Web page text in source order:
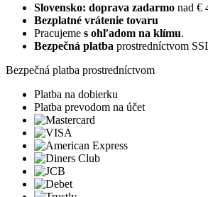
Slovensko: doprava zadarmo nad €
Bezplatné vrátenie tovaru
Pracujeme s ohľadom na klímu.
Bezpečná platba prostredníctvom
Bezpečná platba prostredníctvom
Platba na dobierku
Platba prevodom na účet